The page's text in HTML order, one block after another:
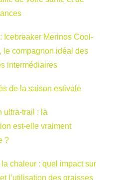
Icebreaker Merinos Cool-
le compagnon idéal des
intermédiaires
de la saison estivale
ultra-trail : la
est-elle vraiment
?
chaleur : quel impact sur
l’utilisation des graisses